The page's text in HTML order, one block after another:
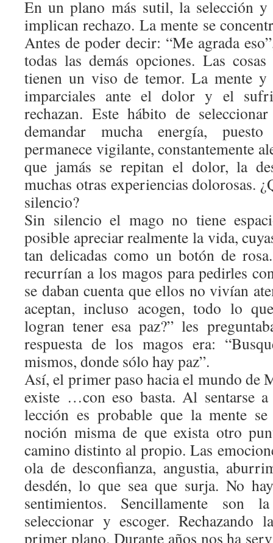
En un plano más sutil, la selección y
implican rechazo. La mente se
Antes de poder decir: “Me agrada
todas las demás opciones. Las
tienen un viso de temor. La mente y
imparciales ante el dolor y el
rechazan. Este hábito de
demandar mucha energía,
permanece vigilante, constantemente
que jamás se repitan el dolor, la
muchas otras experiencias dolorosas.
silencio?
Sin silencio el mago no tiene
posible apreciar realmente la vida,
tan delicadas como un botón de
recurrían a los magos para pedirles
se daban cuenta que ellos no vivían
aceptan, incluso acogen, todo lo
logran tener esa paz?” les
respuesta de los magos era:
mismos, donde sólo hay paz”.
Así, el primer paso hacia el mundo de
existe …con eso basta. Al sentarse a
lección es probable que la mente se
noción misma de que exista otro
camino distinto al propio. Las
ola de desconfianza, angustia,
desdén, lo que sea que surja. No
sentimientos. Sencillamente son
seleccionar y escoger. Rechazando
primer plano. Durante años nos ha